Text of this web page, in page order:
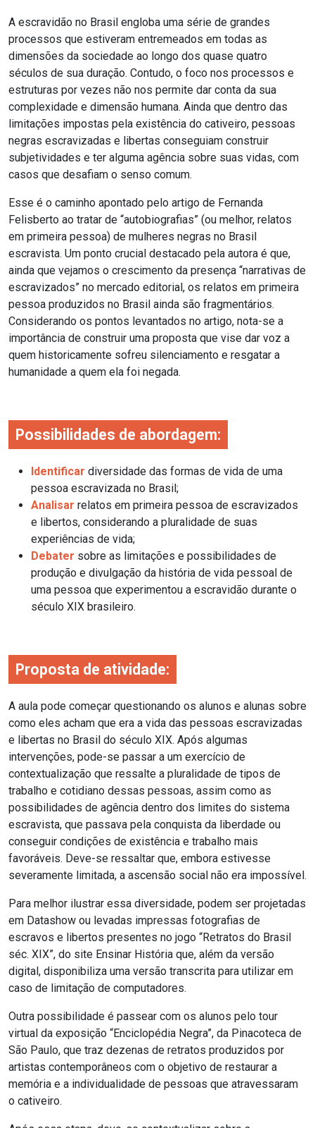
A escravidão no Brasil engloba uma série de grandes
processos que estiveram entremeados em todas as
dimensões da sociedade ao longo dos quase quatro
séculos de sua duração. Contudo, o foco nos processos e
estruturas por vezes não nos permite dar conta da sua
complexidade e dimensão humana. Ainda que dentro das
limitações impostas pela existência do cativeiro, pessoas
negras escravizadas e libertas conseguiam construir
subjetividades e ter alguma agência sobre suas vidas, com
casos que desafiam o senso comum.
Esse é o caminho apontado pelo artigo de Fernanda
Felisberto ao tratar de “autobiografias” (ou melhor, relatos
em primeira pessoa) de mulheres negras no Brasil
escravista. Um ponto crucial destacado pela autora é que,
ainda que vejamos o crescimento da presença “narrativas de
escravizados” no mercado editorial, os relatos em primeira
pessoa produzidos no Brasil ainda são fragmentários.
Considerando os pontos levantados no artigo, nota-se a
importância de construir uma proposta que vise dar voz a
quem historicamente sofreu silenciamento e resgatar a
humanidade a quem ela foi negada.
Possibilidades de abordagem:
Identificar diversidade das formas de vida de uma
pessoa escravizada no Brasil;
Analisar relatos em primeira pessoa de escravizados
e libertos, considerando a pluralidade de suas
experiências de vida;
Debater sobre as limitações e possibilidades de
produção e divulgação da história de vida pessoal de
uma pessoa que experimentou a escravidão durante o
século XIX brasileiro.
Proposta de atividade:
A aula pode começar questionando os alunos e alunas sobre
como eles acham que era a vida das pessoas escravizadas
e libertas no Brasil do século XIX. Após algumas
intervenções, pode-se passar a um exercício de
contextualização que ressalte a pluralidade de tipos de
trabalho e cotidiano dessas pessoas, assim como as
possibilidades de agência dentro dos limites do sistema
escravista, que passava pela conquista da liberdade ou
conseguir condições de existência e trabalho mais
favoráveis. Deve-se ressaltar que, embora estivesse
severamente limitada, a ascensão social não era impossível.
Para melhor ilustrar essa diversidade, podem ser projetadas
em Datashow ou levadas impressas fotografias de
escravos e libertos presentes no jogo “Retratos do Brasil
séc. XIX”, do site Ensinar História que, além da versão
digital, disponibiliza uma versão transcrita para utilizar em
caso de limitação de computadores.
Outra possibilidade é passear com os alunos pelo tour
virtual da exposição “Enciclopédia Negra”, da Pinacoteca de
São Paulo, que traz dezenas de retratos produzidos por
artistas contemporâneos com o objetivo de restaurar a
memória e a individualidade de pessoas que atravessaram
o cativeiro.